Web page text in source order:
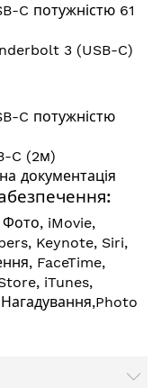
C потужністю 61
3 (USB-C)
C потужністю
C (2м)
документація
iMovie,
Keynote, Siri,
FaceTime,
iTunes,